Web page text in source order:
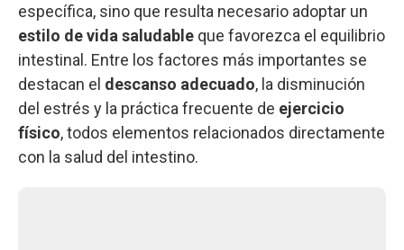
específica, sino que resulta necesario adoptar un
estilo de vida saludable que favorezca el equilibrio
intestinal. Entre los factores más importantes se
destacan el descanso adecuado, la disminución
del estrés y la práctica frecuente de ejercicio
físico, todos elementos relacionados directamente
con la salud del intestino.